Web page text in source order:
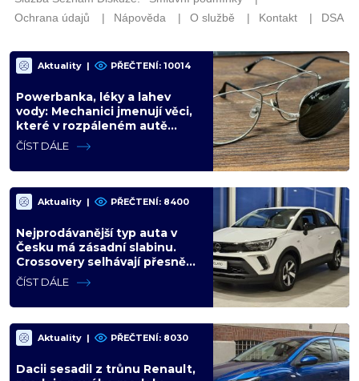
Aktuality | PŘEČTENÍ: 10014
Powerbanka, léky a lahev
vody: Mechanici jmenují věci,
které v rozpáleném autě
nemají co dělat. Hrozí i požár
ČÍST DÁLE
Aktuality | PŘEČTENÍ: 8400
Nejprodávanější typ auta v
Česku má zásadní slabinu.
Crossovery selhávají přesně
tam, kde mají být nejsilnější
ČÍST DÁLE
Aktuality | PŘEČTENÍ: 8030
Dacii sesadil z trůnu Renault,